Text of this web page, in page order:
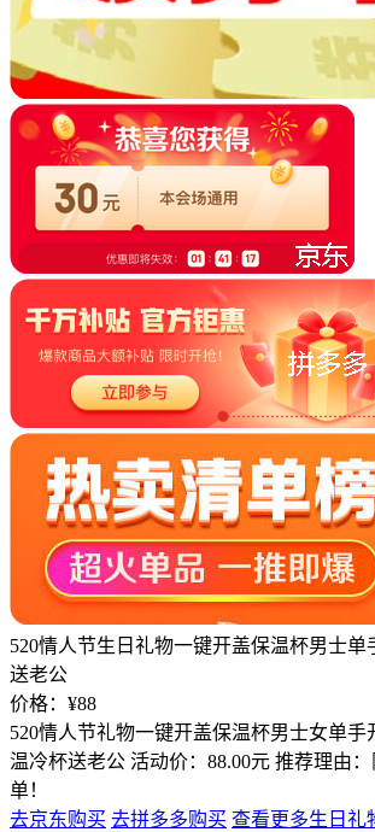
520情人节生日礼物一键开盖保温杯男士单
送老公
价格：¥88
520情人节礼物一键开盖保温杯男士女单手
温冷杯送老公 活动价：88.00元 推荐理由
单！
去京东购买 去拼多多购买 查看更多生日礼